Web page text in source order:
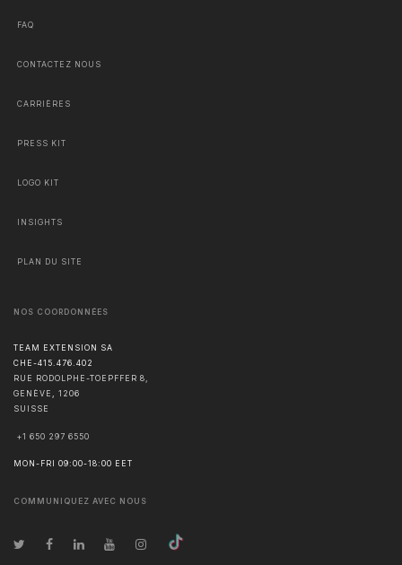
FAQ
CONTACTEZ NOUS
CARRIÈRES
PRESS KIT
LOGO KIT
INSIGHTS
PLAN DU SITE
NOS COORDONNÉES
TEAM EXTENSION SA
CHE-415.476.402
RUE RODOLPHE-TOEPFFER 8,
GENÈVE
1206
SUISSE
+1 650 297 6550
MON-FRI 09:00-18:00 EET
COMMUNIQUEZ AVEC NOUS